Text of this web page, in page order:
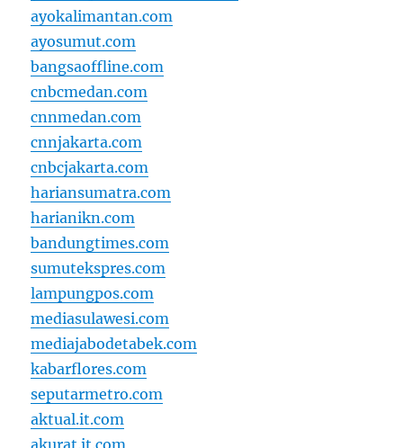
ayokalimantan.com
ayosumut.com
bangsaoffline.com
cnbcmedan.com
cnnmedan.com
cnnjakarta.com
cnbcjakarta.com
hariansumatra.com
harianikn.com
bandungtimes.com
sumutekspres.com
lampungpos.com
mediasulawesi.com
mediajabodetabek.com
kabarflores.com
seputarmetro.com
aktual.it.com